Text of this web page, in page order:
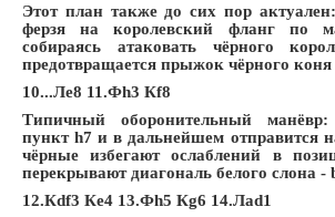
Этот план также до сих пор
ферзя на королевский фланг по
собираясь атаковать чёрного
предотвращается прыжок чёрного коня
10...Лe8 11.Фh3 Кf8
Типичный оборонительный
пункт h7 и в дальнейшем отправится
чёрные избегают ослаблений в
перекрывают диагональ белого слона -
12.Кdf3 Кe4 13.Фh5 Кg6 14.Лad1